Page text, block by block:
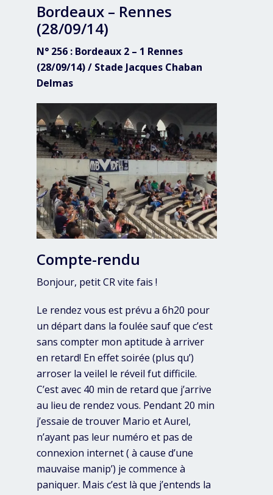
Bordeaux – Rennes
(28/09/14)
N° 256 : Bordeaux 2 – 1 Rennes
(28/09/14) / Stade Jacques Chaban
Delmas
Compte-rendu
Bonjour, petit CR vite fais !
Le rendez vous est prévu a 6h20 pour
un départ dans la foulée sauf que c’est
sans compter mon aptitude à arriver
en retard! En effet soirée (plus qu’)
arroser la veilel le réveil fut difficile.
C’est avec 40 min de retard que j’arrive
au lieu de rendez vous. Pendant 20 min
j’essaie de trouver Mario et Aurel,
n’ayant pas leur numéro et pas de
connexion internet ( à cause d’une
mauvaise manip’) je commence à
paniquer. Mais c’est là que j’entends la